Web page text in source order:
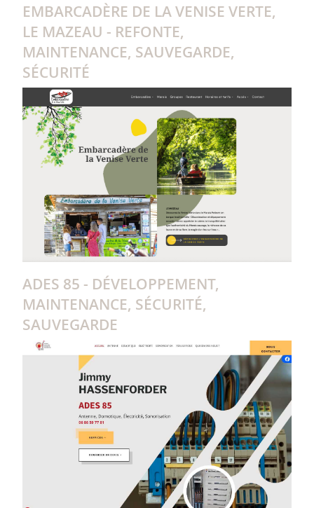
EMBARCADÈRE DE LA VENISE VERTE,
LE MAZEAU - REFONTE,
MAINTENANCE, SAUVEGARDE,
SÉCURITÉ
ADES 85 - DÉVELOPPEMENT,
MAINTENANCE, SÉCURITÉ,
SAUVEGARDE